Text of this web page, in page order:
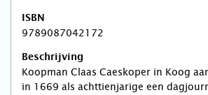
ISBN
9789087042172
Beschrijving
Koopman Claas Caeskoper in Koog
in 1669 als achttienjarige een